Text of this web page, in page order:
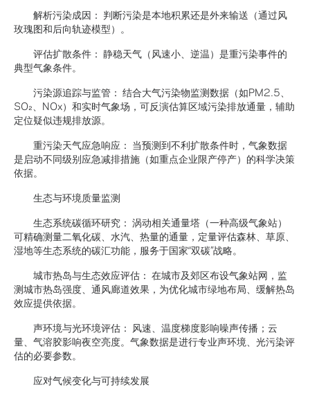
解析污染成因： 判断污染是本地积累还是外来输送（通过风
玫瑰图和后向轨迹模型）。
评估扩散条件： 静稳天气（风速小、逆温）是重污染事件的
典型气象条件。
污染源追踪与监管： 结合大气污染物监测数据（如PM2.5、
SO₂、NOx）和实时气象场，可反演估算区域污染排放通量，辅助
定位疑似违规排放源。
重污染天气应急响应： 当预测到不利扩散条件时，气象数据
是启动不同级别应急减排措施（如重点企业限产停产）的科学决策
依据。
生态与环境质量监测
生态系统碳循环研究： 涡动相关通量塔（一种高级气象站）
可精确测量二氧化碳、水汽、热量的通量，定量评估森林、草原、
湿地等生态系统的碳汇功能，服务于国家“双碳”战略。
城市热岛与生态效应评估： 在城市及郊区布设气象站网，监
测城市热岛强度、通风廊道效果，为优化城市绿地布局、缓解热岛
效应提供依据。
声环境与光环境评估： 风速、温度梯度影响噪声传播；云
量、气溶胶影响夜空亮度。气象数据是进行专业声环境、光污染评
估的必要参数。
应对气候变化与可持续发展